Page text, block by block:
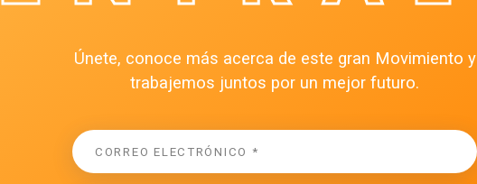
Únete, conoce más acerca de este gran Movimiento y
trabajemos juntos por un mejor futuro.